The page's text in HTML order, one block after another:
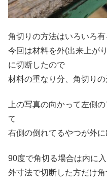
角切りの方法はいろいろ
今回は材料を外(出来上が
に切断したので
材料の重なり分、角切りの
上の写真の向かって左側
て
右側の倒れてるやつが外に
90度で角切る場合は内に
外寸法で切断した方だけ角